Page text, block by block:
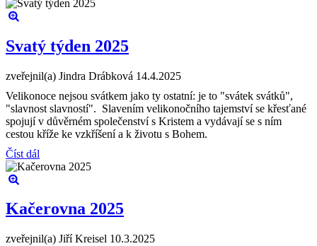
Svatý týden 2025
zveřejnil(a) Jindra Drábková 14.4.2025
Velikonoce nejsou svátkem jako ty ostatní: je to "svátek svátků",
"slavnost slavností". Slavením velikonočního tajemství se křesťané
spojují v důvěrném společenství s Kristem a vydávají se s ním
cestou kříže ke vzkříšení a k životu s Bohem.
Číst dál
Kačerovna 2025
zveřejnil(a) Jiří Kreisel 10.3.2025